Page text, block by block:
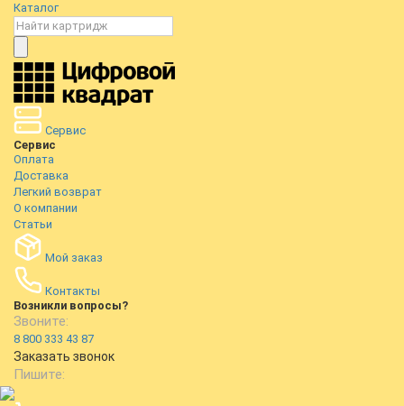
Каталог
Сервис
Сервис
Оплата
Доставка
Легкий возврат
О компании
Статьи
Мой заказ
Контакты
Возникли вопросы?
Звоните:
8 800 333 43 87
Заказать звонок
Пишите: